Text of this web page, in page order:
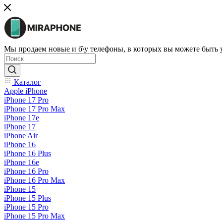
Мы продаем новые и б\у телефоны, в которых вы можете быть
Каталог
Apple iPhone
iPhone 17 Pro
iPhone 17 Pro Max
iPhone 17e
iPhone 17
iPhone Air
iPhone 16
iPhone 16 Plus
iPhone 16e
iPhone 16 Pro
iPhone 16 Pro Max
iPhone 15
iPhone 15 Plus
iPhone 15 Pro
iPhone 15 Pro Max